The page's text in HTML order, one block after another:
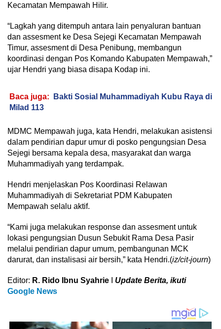
Kecamatan Mempawah Hilir.
“Lagkah yang ditempuh antara lain penyaluran bantuan
dan assesment ke Desa Sejegi Kecamatan Mempawah
Timur, assesment di Desa Penibung, membangun
koordinasi dengan Pos Komando Kabupaten Mempawah,”
ujar Hendri yang biasa disapa Kodap ini.
Baca juga:
Bakti Sosial Muhammadiyah Kubu Raya di
Milad 113
MDMC Mempawah juga, kata Hendri, melakukan asistensi
dalam pendirian dapur umur di posko pengungsian Desa
Sejegi bersama kepala desa, masyarakat dan warga
Muhammadiyah yang terdampak.
Hendri menjelaskan Pos Koordinasi Relawan
Muhammadiyah di Sekretariat PDM Kabupaten
Mempawah selalu aktif.
“Kami juga melakukan response dan assesment untuk
lokasi pengungsian Dusun Sebukit Rama Desa Pasir
melalui pendirian dapur umum, pembangunan MCK
darurat, dan instalisasi air bersih,” kata Hendri.(iz/cit-journ)
Editor: R. Rido Ibnu Syahrie
Update Berita, ikuti
Google News